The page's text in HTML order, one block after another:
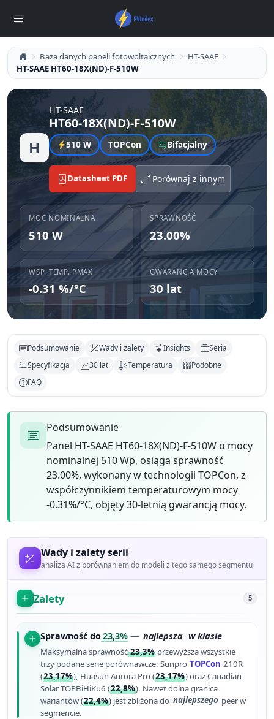
Baza danych paneli fotowoltaicznych
HT-SAAE
HT-SAAE HT60-18X(ND)-F-510W
H
HT-SAAE
HT60-18X(ND)-F-510W
510 W TOPCon Bifacjalny
Datasheet PDF Porównaj z innym
MOC NOMINALNA
510 W
SPRAWNOŚĆ
23.00%
WSP. TEMP. PMAX
-0.31 %/°C
GWARANCJA MOCY
30 lat
Podsumowanie Wady i zalety Insights
Seria
Specyfikacja
30 lat Temperatura
Podobne
FAQ
Podsumowanie
Panel HT-SAAE HT60-18X(ND)-F-510W o mocy
nominalnej 510 Wp, osiąga sprawność
23.00%, wykonany w technologii TOPCon, z
współczynnikiem temperaturowym mocy
-0.31%/°C, objęty 30-letnią gwarancją mocy.
Wady i zalety serii
analiza AI z porównaniem do modeli z tego samego segmentu
Zalety 5
Sprawność do23,3% — najlepsza w klasie
Maksymalna sprawność23,3% przewyższa wszystkie
trzy podane serie porównawcze: Sunpro TOPCon 210R
(23,17%), Huasun Aurora Pro (23,17%) oraz Canadian
Solar TOPBiHiKu6 (22,8%). Nawet dolna granica
wariantów (22,4%) jest zbliżona do najlepszego peer w
segmencie.